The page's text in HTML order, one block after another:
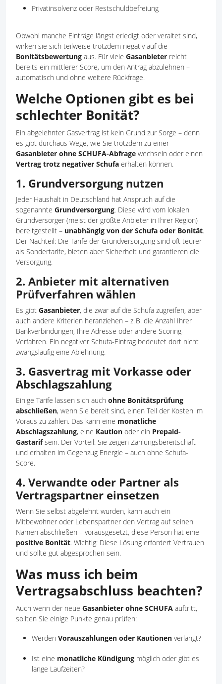
Privatinsolvenz oder Restschuldbefreiung
Obwohl manche Einträge längst erledigt oder veraltet sind,
wirken sie sich teilweise trotzdem negativ auf die
Bonitätsbewertung aus. Für viele Gasanbieter reicht
bereits ein mittlerer Score, um den Antrag abzulehnen –
automatisch und ohne weitere Rückfrage.
Welche Optionen gibt es bei
schlechter Bonität?
Ein abgelehnter Gasvertrag ist kein Grund zur Sorge – denn
es gibt durchaus Wege, wie Sie trotzdem zu einer
Gasanbieter ohne SCHUFA-Abfrage wechseln oder einen
Vertrag trotz negativer Schufa erhalten können.
1. Grundversorgung nutzen
Jeder Haushalt in Deutschland hat Anspruch auf die
sogenannte Grundversorgung. Diese wird vom lokalen
Grundversorger (meist der größte Anbieter in Ihrer Region)
bereitgestellt – unabhängig von der Schufa oder Bonität.
Der Nachteil: Die Tarife der Grundversorgung sind oft teurer
als Sondertarife, bieten aber Sicherheit und garantieren die
Versorgung.
2. Anbieter mit alternativen
Prüfverfahren wählen
Es gibt Gasanbieter, die zwar auf die Schufa zugreifen, aber
auch andere Kriterien heranziehen – z. B. die Anzahl Ihrer
Bankverbindungen, Ihre Adresse oder andere Scoring-
Verfahren. Ein negativer Schufa-Eintrag bedeutet dort nicht
zwangsläufig eine Ablehnung.
3. Gasvertrag mit Vorkasse oder
Abschlagszahlung
Einige Tarife lassen sich auch ohne Bonitätsprüfung
abschließen, wenn Sie bereit sind, einen Teil der Kosten im
Voraus zu zahlen. Das kann eine monatliche
Abschlagszahlung, eine Kaution oder ein Prepaid-
Gastarifsein. Der Vorteil: Sie zeigen Zahlungsbereitschaft
und erhalten im Gegenzug Energie – auch ohne Schufa-
Score.
4. Verwandte oder Partner als
Vertragspartner einsetzen
Wenn Sie selbst abgelehnt wurden, kann auch ein
Mitbewohner oder Lebenspartner den Vertrag auf seinen
Namen abschließen – vorausgesetzt, diese Person hat eine
positive Bonität. Wichtig: Diese Lösung erfordert Vertrauen
und sollte gut abgesprochen sein.
Was muss ich beim
Vertragsabschluss beachten?
Auch wenn der neue Gasanbieter ohne SCHUFA auftritt,
sollten Sie einige Punkte genau prüfen:
Werden Vorauszahlungen oder Kautionen verlangt?
Ist eine monatliche Kündigung möglich oder gibt es
lange Laufzeiten?